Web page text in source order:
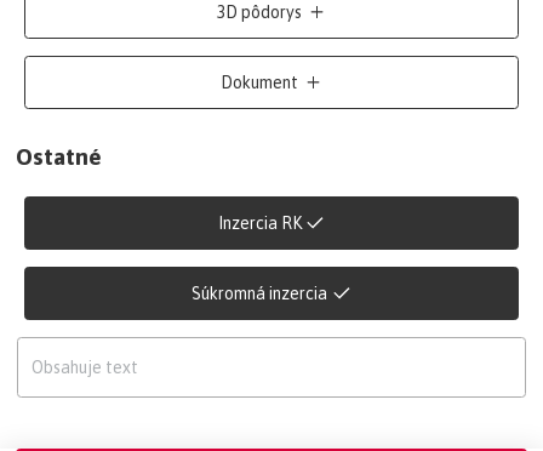
3D pôdorys
Dokument
Ostatné
Inzercia RK
Súkromná inzercia